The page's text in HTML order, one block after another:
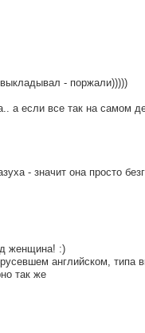
- поржали)))))
а если все так на самом
- значит она просто
женщина! :)
английском, типа
так же